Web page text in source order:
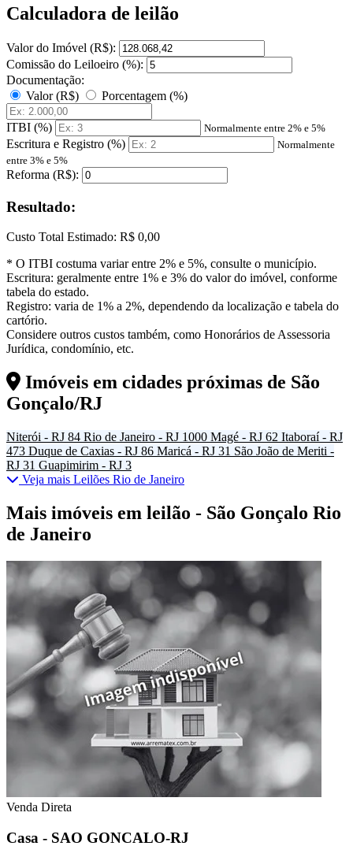
Calculadora de leilão
Valor do Imóvel (R$):
Comissão do Leiloeiro (%):
Documentação:
Valor (R$)
Porcentagem (%)
ITBI (%) Normalmente entre 2% e 5%
Escritura e Registro (%)
Normalmente
entre 3% e 5%
Reforma (R$):
Resultado:
Custo Total Estimado: R$ 0,00
* O ITBI costuma variar entre 2% e 5%, consulte o município.
Escritura: geralmente entre 1% e 3% do valor do imóvel, conforme
tabela do estado.
Registro: varia de 1% a 2%, dependendo da localização e tabela do
cartório.
Considere outros custos também, como Honorários de Assessoria
Jurídica, condomínio, etc.
Imóveis em cidades próximas de São
Gonçalo/RJ
Niterói - RJ 84 Rio de Janeiro - RJ 1000 Magé - RJ 62 Itaboraí - RJ
473 Duque de Caxias - RJ 86 Maricá - RJ 31 São João de Meriti -
RJ 31 Guapimirim - RJ 3
Veja mais Leilões Rio de Janeiro
Mais imóveis em leilão - São Gonçalo Rio
de Janeiro
Venda Direta
Casa - SAO GONCALO-RJ